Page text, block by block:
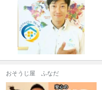
おそうじ屋 ふなだ